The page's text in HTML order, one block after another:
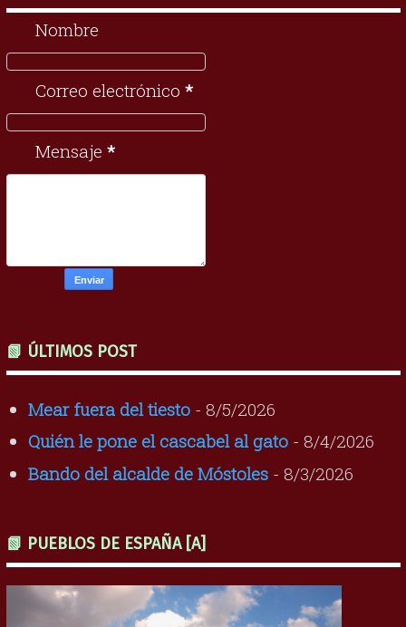
Nombre
Correo electrónico *
Mensaje *
📗 ÚLTIMOS POST
Mear fuera del tiesto- 8/5/2026
Quién le pone el cascabel al gato- 8/4/2026
Bando del alcalde de Móstoles- 8/3/2026
📗 PUEBLOS DE ESPAÑA [A]